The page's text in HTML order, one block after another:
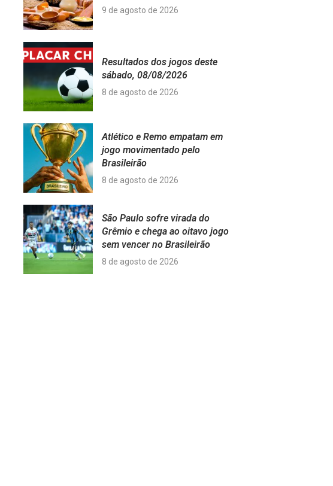
9 de agosto de 2026
Resultados dos jogos deste
sábado, 08/08/2026
8 de agosto de 2026
Atlético e Remo empatam em
jogo movimentado pelo
Brasileirão
8 de agosto de 2026
São Paulo sofre virada do
Grêmio e chega ao oitavo jogo
sem vencer no Brasileirão
8 de agosto de 2026